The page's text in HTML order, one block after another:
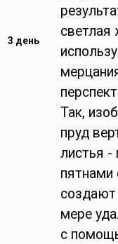
3 день
светлая
Так,
пруд
листья
создают
мере
с